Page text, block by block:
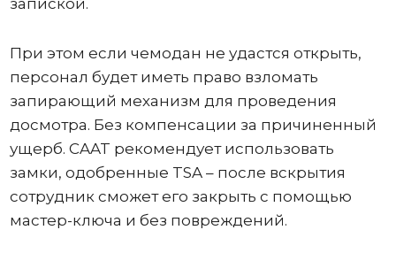
При этом если чемодан не удастся открыть,
персонал будет иметь право взломать
запирающий механизм для проведения
досмотра. Без компенсации за причиненный
ущерб. CAAT рекомендует использовать
замки, одобренные TSA – после вскрытия
сотрудник сможет его закрыть с помощью
мастер-ключа и без повреждений.